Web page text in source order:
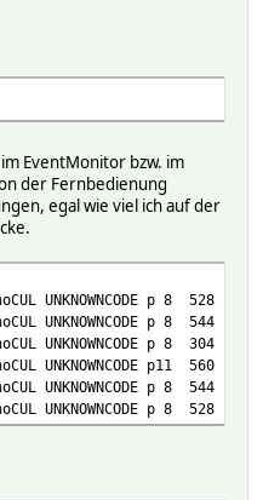
2015
299 299 897 897 299 299 897
EventMonitor bzw. im
der Fernbedienung
egal wie viel ich auf der
UNKNOWNCODE p 8
UNKNOWNCODE p 8
UNKNOWNCODE p 8
UNKNOWNCODE p11
UNKNOWNCODE p 8
UNKNOWNCODE p 8